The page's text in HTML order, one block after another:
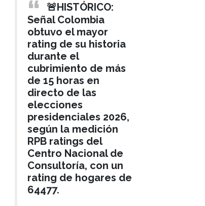
🚨HISTÓRICO:
Señal Colombia
obtuvo el mayor
rating de su historia
durante el
cubrimiento de más
de 15 horas en
directo de las
elecciones
presidenciales 2026,
según la medición
RPB ratings del
Centro Nacional de
Consultoría, con un
rating de hogares de
64477.